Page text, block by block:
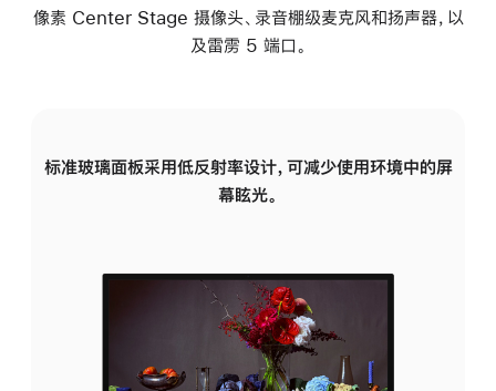
像素 Center Stage 摄像头、录音棚级麦克风和扬声器，以
及雷雳 5 端口。
标准玻璃面板采用低反射率设计，可减少使用环境中的屏
幕眩光。